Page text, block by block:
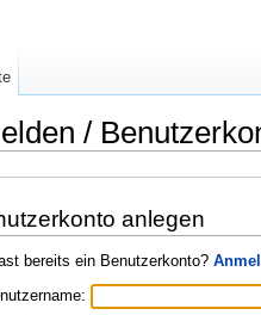
/
anlegen
bereits ein Benutzerkonto?